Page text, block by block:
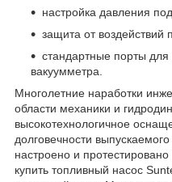
настройка давления
защита от воздействий
стандартные порты
вакуумметра.
Многолетние наработки
области механики и
высокотехнологичное
долговечности
настроено и
купить топливный насос